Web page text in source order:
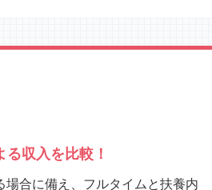
収入を比較！
合に備え、フルタイムと扶養内